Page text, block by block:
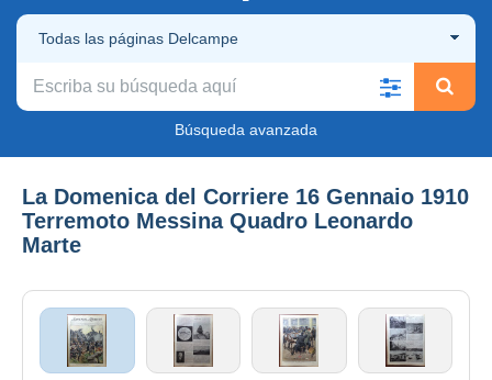
Todas las páginas Delcampe
Búsqueda avanzada
La Domenica del Corriere 16 Gennaio 1910
Terremoto Messina Quadro Leonardo
Marte